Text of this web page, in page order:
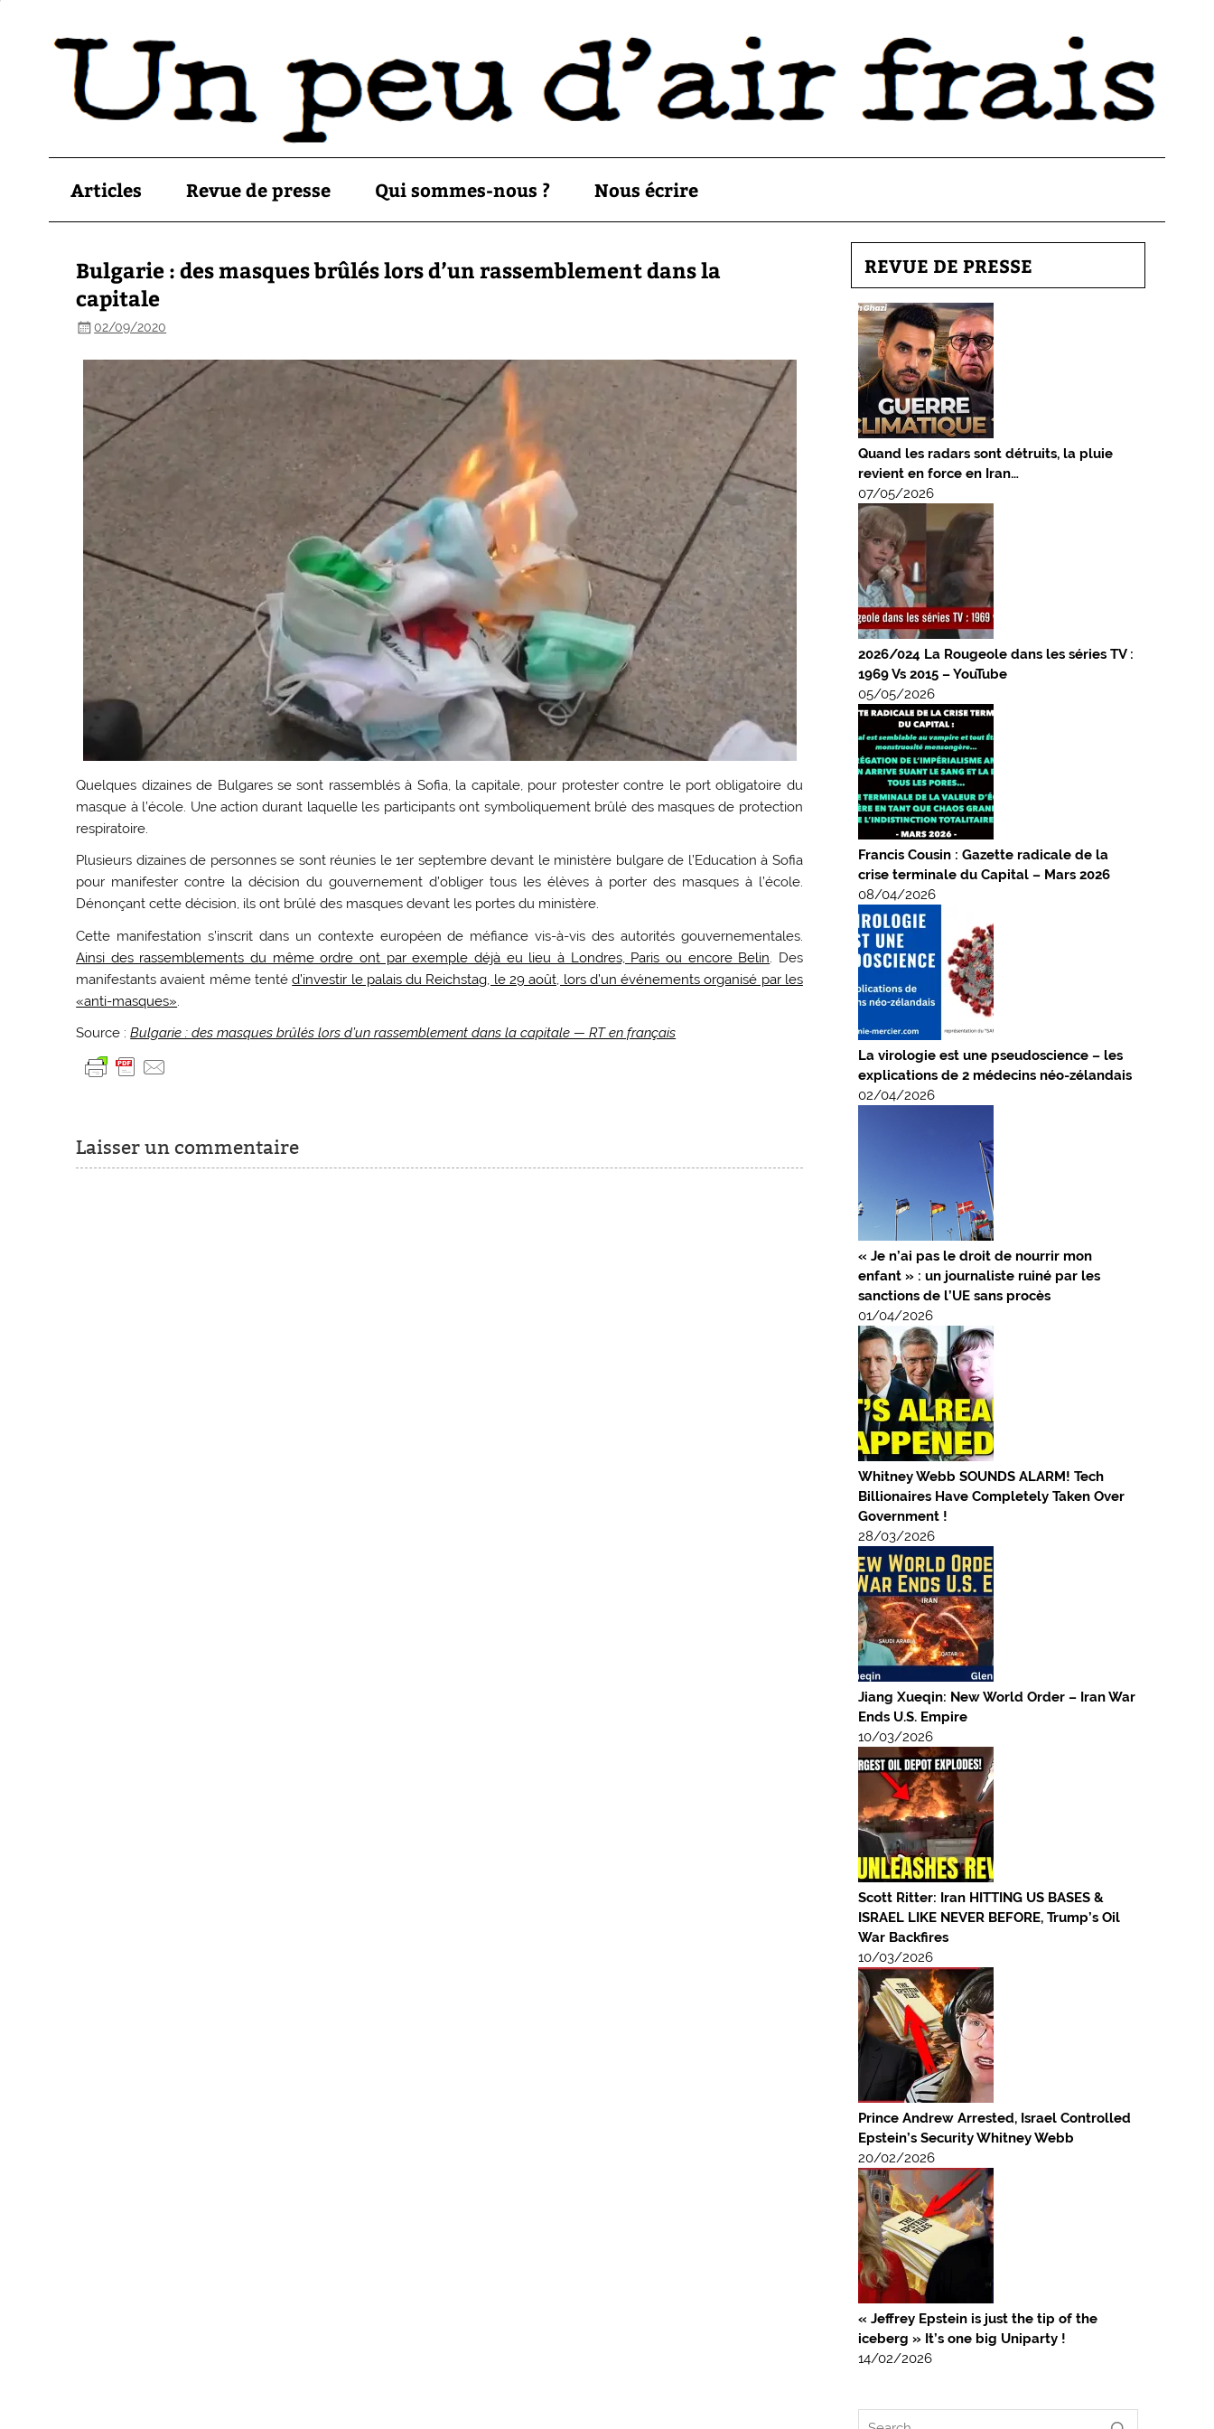
Articles Revue de presse Qui sommes-nous ? Nous écrire
Bulgarie : des masques brûlés lors d’un rassemblement dans la
capitale
02/09/2020
Quelques dizaines de Bulgares se sont rassemblés à Sofia, la capitale, pour protester contre le port obligatoire du
masque à l’école. Une action durant laquelle les participants ont symboliquement brûlé des masques de protection
respiratoire.
Plusieurs dizaines de personnes se sont réunies le 1er septembre devant le ministère bulgare de l’Education à Sofia
pour manifester contre la décision du gouvernement d’obliger tous les élèves à porter des masques à l’école.
Dénonçant cette décision, ils ont brûlé des masques devant les portes du ministère.
Cette manifestation s’inscrit dans un contexte européen de méfiance vis-à-vis des autorités gouvernementales.
Ainsi des rassemblements du même ordre ont par exemple déjà eu lieu à Londres, Paris ou encore Belin . Des
manifestants avaient même tentéd’investir le palais du Reichstag, le 29 août, lors d’un événements organisé par les
«anti-masques»
Source :Bulgarie : des masques brûlés lors d’un rassemblement dans la capitale — RT en français
Laisser un commentaire
REVUE DE PRESSE
Quand les radars sont détruits, la pluie
revient en force en Iran…
07/05/2026
2026/024 La Rougeole dans les séries TV :
1969 Vs 2015 – YouTube
05/05/2026
Francis Cousin : Gazette radicale de la
crise terminale du Capital – Mars 2026
08/04/2026
La virologie est une pseudoscience – les
explications de 2 médecins néo-zélandais
02/04/2026
« Je n’ai pas le droit de nourrir mon
enfant » : un journaliste ruiné par les
sanctions de l’UE sans procès
01/04/2026
Whitney Webb SOUNDS ALARM! Tech
Billionaires Have Completely Taken Over
Government !
28/03/2026
Jiang Xueqin: New World Order – Iran War
Ends U.S. Empire
10/03/2026
Scott Ritter: Iran HITTING US BASES &
ISRAEL LIKE NEVER BEFORE, Trump’s Oil
War Backfires
10/03/2026
Prince Andrew Arrested, Israel Controlled
Epstein’s Security Whitney Webb
20/02/2026
« Jeffrey Epstein is just the tip of the
iceberg » It’s one big Uniparty !
14/02/2026